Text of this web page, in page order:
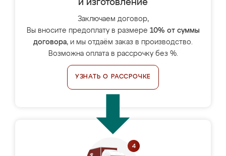
и изготовление
Заключаем договор,
Вы вносите предоплату в размере 10% от суммы
договора, и мы отдаём заказ в производство.
Возможна оплата в рассрочку без %.
УЗНАТЬ О РАССРОЧКЕ